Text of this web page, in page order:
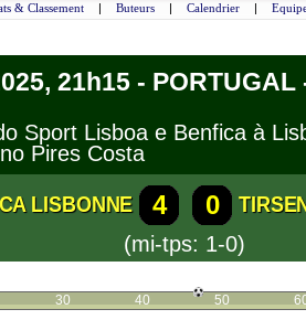
& Classement | Buteurs | Calendrier |
21h15 -
Sport Lisboa e Benfica à
Pires Costa
LISBONNE 4 0
(mi-tps: 1-0)
30 40 50